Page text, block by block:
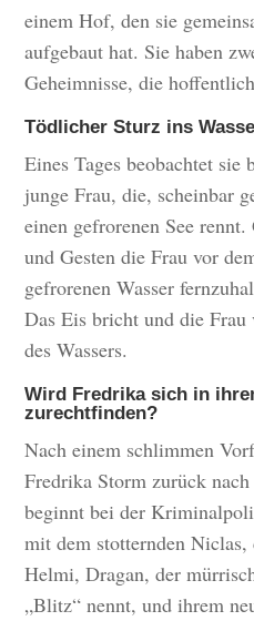
einem Hof, den sie
aufgebaut hat. Sie haben
Geheimnisse, die
Tödlicher Sturz ins
Eines Tages beobachtet sie
junge Frau, die, scheinbar
einen gefrorenen See
und Gesten die Frau vor
gefrorenen Wasser
Das Eis bricht und die
des Wassers.
Wird Fredrika sich in
zurechtfinden?
Nach einem schlimmen
Fredrika Storm zurück
beginnt bei der
mit dem stotternden Niclas,
Helmi, Dragan, der
„Blitz“ nennt, und ihrem